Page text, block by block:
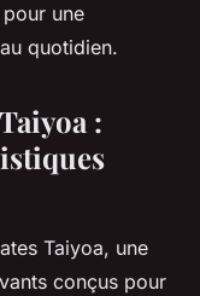
une
quotidien.
:
Taiyoa, une
conçus pour